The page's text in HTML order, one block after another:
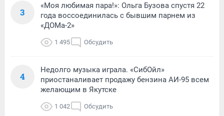
3
«Моя любимая пара!»: Ольга Бузова спустя 22
года воссоединилась с бывшим парнем из
«ДОМа-2»
1 495 Обсудить
4
Недолго музыка играла. «СибОйл»
приостаналивает продажу бензина АИ-95 всем
желающим в Якутске
1 042 Обсудить